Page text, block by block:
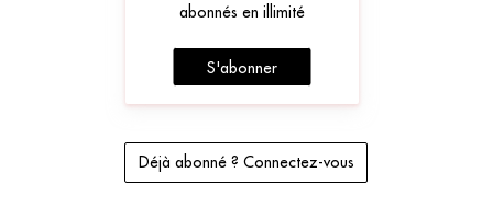
abonnés en illimité
S'abonner
Déjà abonné ? Connectez-vous